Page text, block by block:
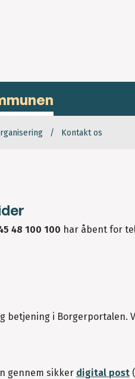
Kontakt os
48 100 100 har åbent for
betjening i Borgerportalen.
gennem sikker digital post